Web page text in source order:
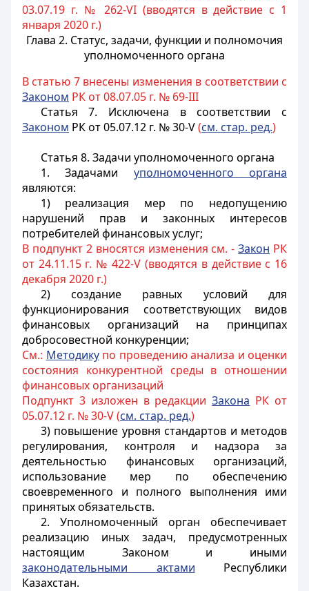
03.07.19 г. № 262-VI (вводятся в действие с 1
января 2020 г.)
Глава 2. Статус, задачи, функции и полномочия
уполномоченного органа
В статью 7 внесены изменения в соответствии с
Законом РК от 08.07.05 г. № 69-III
Статья 7. Исключена в соответствии с
Законом РК от 05.07.12 г. № 30-V(см. стар. ред.)
Статья 8. Задачи уполномоченного органа
1. Задачами уполномоченного органа
являются:
1) реализация мер по недопущению
нарушений прав и законных интересов
потребителей финансовых услуг;
В подпункт 2 вносятся изменения см. -Закон РК
от 24.11.15 г. № 422-V (вводятся в действие с 16
декабря 2020 г.)
2) создание равных условий для
функционирования соответствующих видов
финансовых организаций на принципах
добросовестной конкуренции;
См.: Методикупо проведению анализа и оценки
состояния конкурентной среды в отношении
финансовых организаций
Подпункт 3 изложен в редакцииЗакона РК от
05.07.12 г. № 30-V (см. стар. ред.)
3) повышение уровня стандартов и методов
регулирования, контроля и надзора за
деятельностью финансовых организаций,
использование мер по обеспечению
своевременного и полного выполнения ими
принятых обязательств.
2. Уполномоченный орган обеспечивает
реализацию иных задач, предусмотренных
настоящим Законом и иными
законодательными актами Республики
Казахстан.